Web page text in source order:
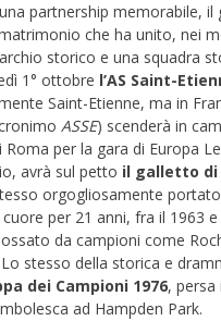
partnership memorabile, il
che ha unito, nei
storico e una squadra
1° ottobre l’AS Saint-
Saint-Etienne, ma in
ASSE) scenderà in
Roma per la gara di Europa
avrà sul petto il galletto di
orgogliosamente portato
cuore per 21 anni, fra il 1963 e
da campioni come
Lo stesso della storica e
dei Campioni 1976, persa
ad Hampden Park.